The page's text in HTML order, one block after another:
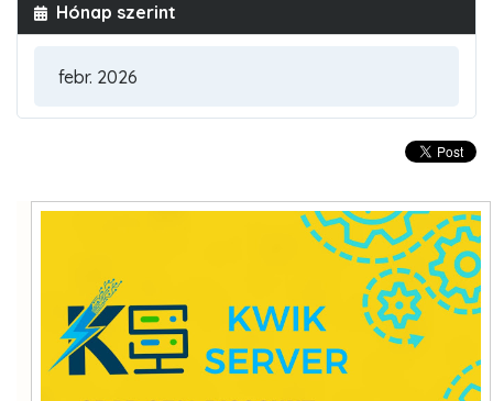
Hónap szerint